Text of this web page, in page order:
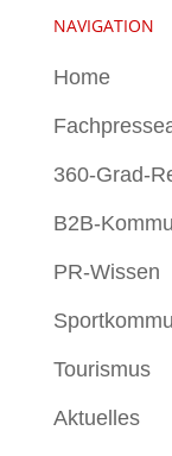
NAVIGATION
Home
360-Grad-
B2B-
PR-Wissen
Tourismus
Aktuelles